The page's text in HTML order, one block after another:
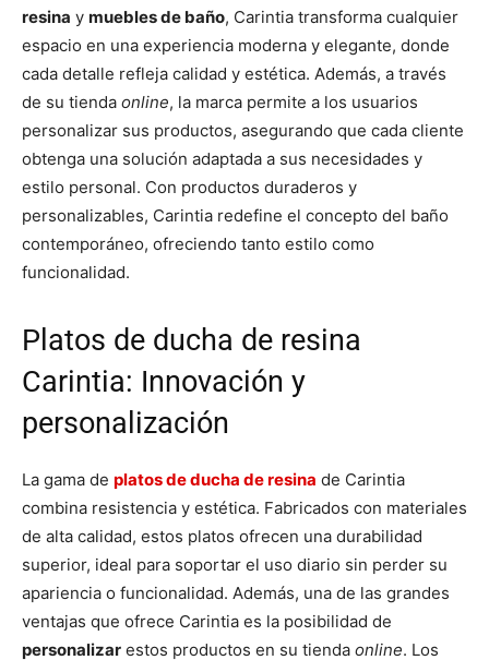
resina y muebles de baño, Carintia transforma cualquier
espacio en una experiencia moderna y elegante, donde
cada detalle refleja calidad y estética. Además, a través
de su tienda online, la marca permite a los usuarios
personalizar sus productos, asegurando que cada cliente
obtenga una solución adaptada a sus necesidades y
estilo personal. Con productos duraderos y
personalizables, Carintia redefine el concepto del baño
contemporáneo, ofreciendo tanto estilo como
funcionalidad.
Platos de ducha de resina
Carintia: Innovación y
personalización
La gama de platos de ducha de resina de Carintia
combina resistencia y estética. Fabricados con materiales
de alta calidad, estos platos ofrecen una durabilidad
superior, ideal para soportar el uso diario sin perder su
apariencia o funcionalidad. Además, una de las grandes
ventajas que ofrece Carintia es la posibilidad de
personalizar estos productos en su tienda online. Los